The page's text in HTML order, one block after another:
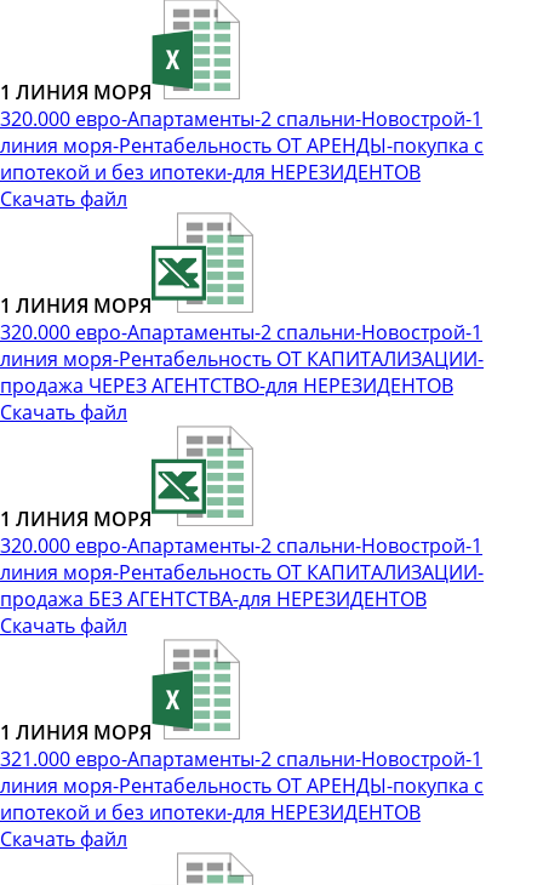
1 ЛИНИЯ МОРЯ
320.000 евро-Апартаменты-2 спальни-Новострой-1
линия моря-Рентабельность ОТ АРЕНДЫ-покупка с
ипотекой и без ипотеки-для НЕРЕЗИДЕНТОВ
Скачать файл
1 ЛИНИЯ МОРЯ
320.000 евро-Апартаменты-2 спальни-Новострой-1
линия моря-Рентабельность ОТ КАПИТАЛИЗАЦИИ-
продажа ЧЕРЕЗ АГЕНТСТВО-для НЕРЕЗИДЕНТОВ
Скачать файл
1 ЛИНИЯ МОРЯ
320.000 евро-Апартаменты-2 спальни-Новострой-1
линия моря-Рентабельность ОТ КАПИТАЛИЗАЦИИ-
продажа БЕЗ АГЕНТСТВА-для НЕРЕЗИДЕНТОВ
Скачать файл
1 ЛИНИЯ МОРЯ
321.000 евро-Апартаменты-2 спальни-Новострой-1
линия моря-Рентабельность ОТ АРЕНДЫ-покупка с
ипотекой и без ипотеки-для НЕРЕЗИДЕНТОВ
Скачать файл